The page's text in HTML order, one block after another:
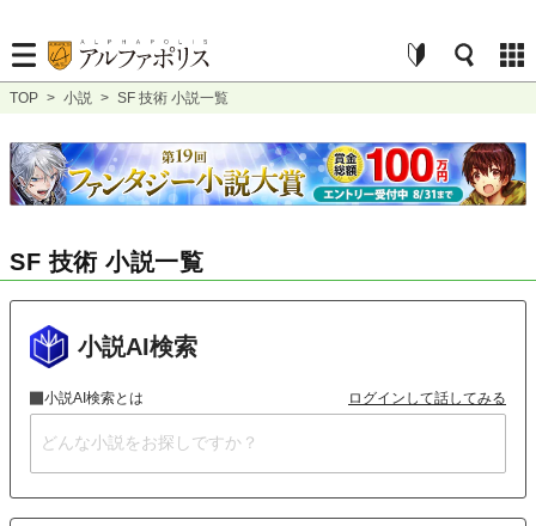
TOP > 小説 > SF 技術 小説一覧
SF 技術 小説一覧
小説AI検索
小説AI検索とは ログインして話してみる